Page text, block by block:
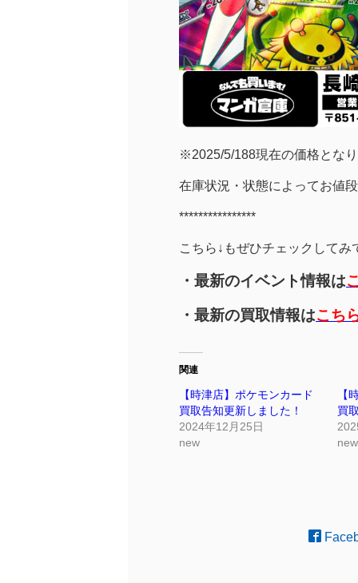
※2025/5/188現在の価格とな
在庫状況・状態によってお値
****************
こちら↓もぜひチェックして
・最新のイベント情報は
・最新の買取情報はこち
関連
【時津店】ポケモンカード
買取告知更新しました！
2024年12月25日
new
【
買
new